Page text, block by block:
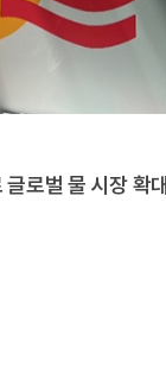
로벌 물 시장 확대